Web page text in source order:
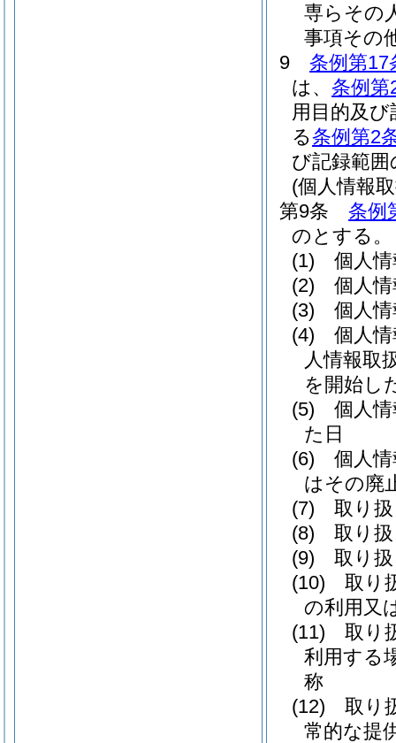
専らその
事項その
9
条例第17
は、 条例第
用目的及
る条例第2
び記録範
(個人情報
第9条
条例
のとする。
(1)
個人
(2)
個人
(3)
個人
(4)
個人
人情報取
を開始し
(5)
個人
た日
(6)
個人
はその廃
(7)
取り
(8)
取り
(9)
取り
(10)
取り
の利用又
(11)
取り
利用する
称
(12)
取り
常的な提